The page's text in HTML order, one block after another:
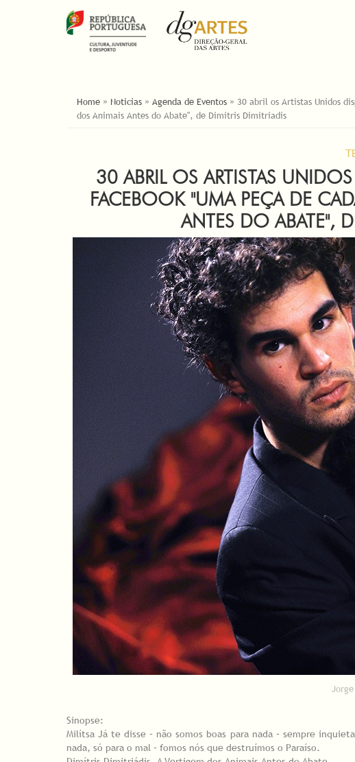
ESTÁ AQUI
Home » Noticias » Agenda de Eventos » 30 abril os Artistas Unidos
dos Animais Antes do Abate", de Dimitris Dimitriadis
30 ABRIL OS ARTISTAS
FACEBOOK "UMA PEÇA DE
ANTES DO ABATE",
Sinopse:
Milítsa Já te disse – não somos boas para nada – sempre
nada, só para o mal – fomos nós que destruímos o Paraíso.